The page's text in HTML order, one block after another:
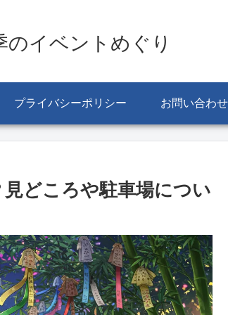
のイベントめぐり
プライバシーポリシー お問い合わせ
どころや駐車場につい